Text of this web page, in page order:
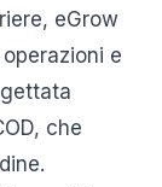
eGrow
e
che